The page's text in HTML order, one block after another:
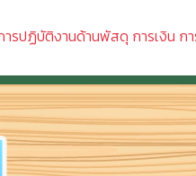
ารปฏิบัติงานด้านพัสดุ การเงิน